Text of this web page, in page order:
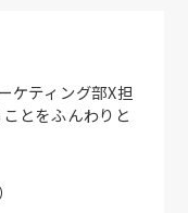
ケティング部X担
とをふんわりと